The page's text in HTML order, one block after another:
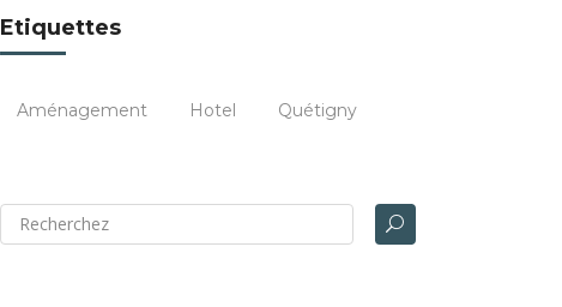
Etiquettes
Aménagement Hotel Quétigny